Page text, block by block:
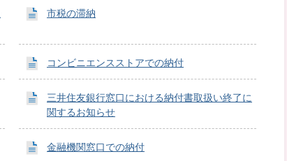
市税の滞納
コンビニエンスストアでの納付
三井住友銀行窓口における納付書取扱い終了に
関するお知らせ
金融機関窓口での納付